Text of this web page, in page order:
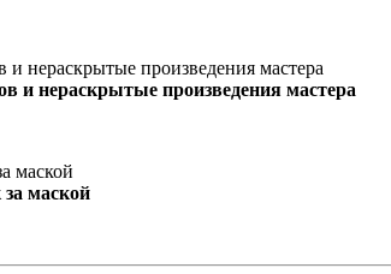
и нераскрытые произведения мастера
маской